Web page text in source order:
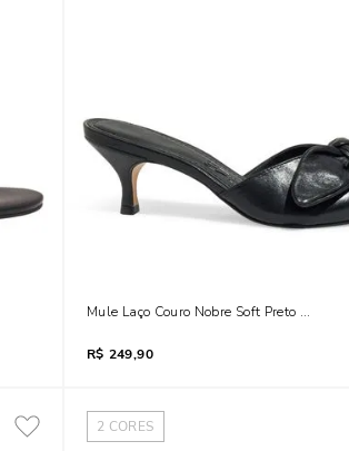
Mule Laço Couro Nobre Soft Preto Salto
R$ 249,90
2 CORES